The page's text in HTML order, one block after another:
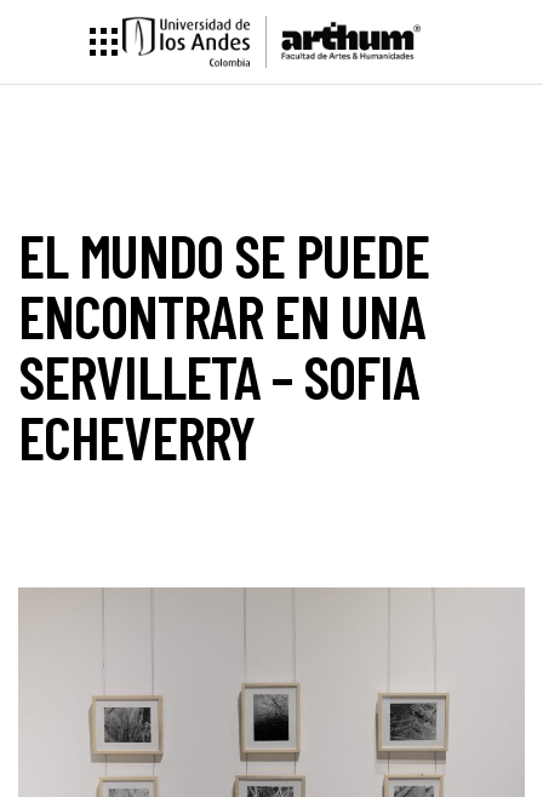
EL MUNDO SE PUEDE
ENCONTRAR EN UNA
SERVILLETA – SOFIA
ECHEVERRY